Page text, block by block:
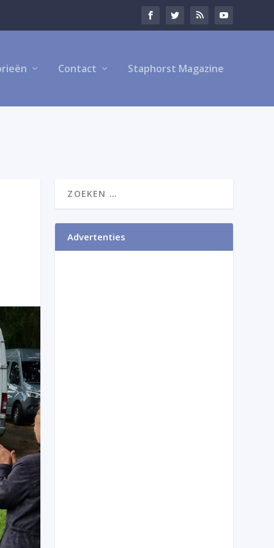
Contact Staphorst Magazine
Advertenties